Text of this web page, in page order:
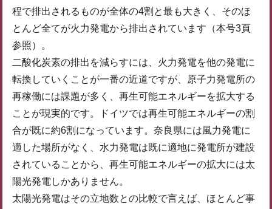
程で排出されるものが全体の4割と最も大きく、そのほ
とんど全てが火力発電から排出されています（本号3頁
参照）。
二酸化炭素の排出を減らすには、火力発電を他の発電に
転換していくことが一番の近道ですが、原子力発電所の
再稼働には課題が多く、再生可能エネルギーを拡大する
ことが現実的です。ドイツでは再生可能エネルギーの割
合が既に約6割になっています。奈良県には風力発電に
適した場所がなく、水力発電は既に適地に発電所が建設
されていることから、再生可能エネルギーの拡大には太
陽光発電しかありません。
太陽光発電はその立地数との比較で言えば、ほとんど事